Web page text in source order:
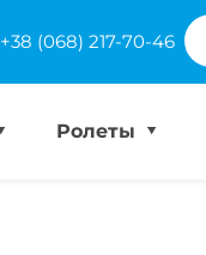
+38 (068) 217-70-46
Ролеты